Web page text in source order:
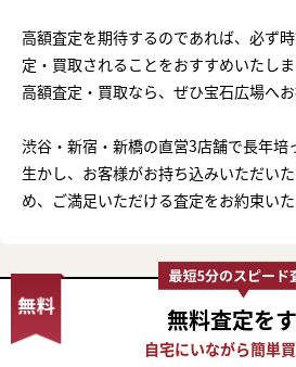
高額査定を期待するのであれば、必ず
定・買取されることをおすすめいたし
高額査定・買取なら、ぜひ宝石広場へお
渋谷・新宿・新橋の直営3店舗で長年培
生かし、お客様がお持ち込みいただい
め、ご満足いただける査定をお約束いた
無料査定を
まずは
かんたん30秒でお